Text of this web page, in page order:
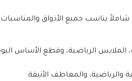
يناسب جميع الأذواق والمناسبات.
الملابس الرياضية، وقطع الأساس
والرياضية، والمعاطف الأنيقة.